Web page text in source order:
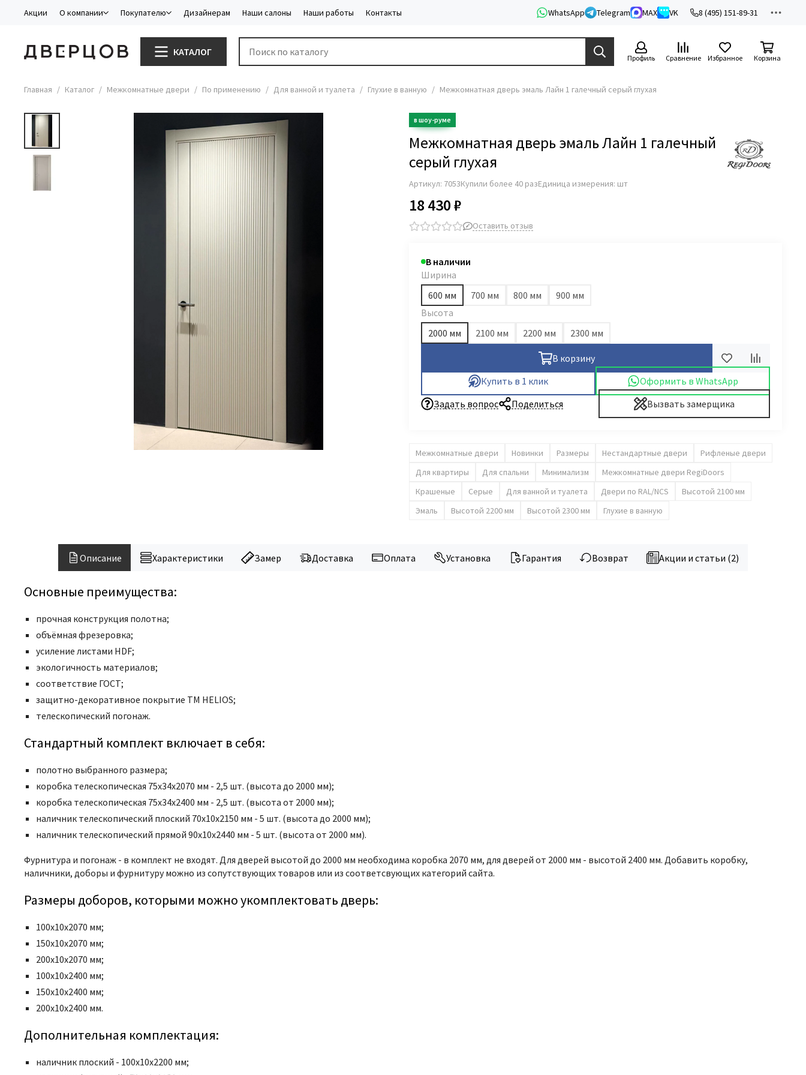
Акции О компании Покупателю Дизайнерам Наши салоны Наши работы Контакты WhatsApp Telegram MAX VK 8 (495) 151-89-31
КАТАЛОГ
Профиль Сравнение Избранное Корзина
Главная Каталог Межкомнатные двери По применению Для ванной и туалета Глухие в ванную Межкомнатная дверь эмаль Лайн 1 галечный серый глухая
Межкомнатная дверь эмаль Лайн 1 галечный
серый глухая
Артикул: 7053Купили более 40 разЕдиница измерения: шт
18 430 ₽
Оставить отзыв
В наличии
Ширина
600 мм
700 мм 800 мм
900 мм
Высота
2000 мм
2100 мм 2200 мм 2300 мм
В корзину
Купить в 1 клик
Оформить в WhatsApp
Вызвать замерщика
Задать вопрос Поделиться
Межкомнатные двери Новинки Размеры Нестандартные двери
Рифленые двери
Для квартиры
Для спальни Минимализм
Межкомнатные двери RegiDoors
Крашеные
Серые Для ванной и туалета Двери по RAL/NCS
Высотой 2100 мм
Эмаль
Высотой 2200 мм Высотой 2300 мм Глухие в ванную
Описание Характеристики Замер Доставка Оплата Установка Гарантия Возврат Акции и статьи (2)
Основные преимущества:
прочная конструкция полотна;
объёмная фрезеровка;
усиление листами HDF;
экологичность материалов;
соответствие ГОСТ;
защитно-декоративное покрытие ТМ HELIOS;
телескопический погонаж.
Стандартный комплект включает в себя:
полотно выбранного размера;
коробка телескопическая 75x34x2070 мм - 2,5 шт. (высота до 2000 мм);
коробка телескопическая 75x34x2400 мм - 2,5 шт. (высота от 2000 мм);
наличник телескопический плоский 70x10x2150 мм - 5 шт. (высота до 2000 мм);
наличник телескопический прямой 90x10x2440 мм - 5 шт. (высота от 2000 мм).
Фурнитура и погонаж - в комплект не входят. Для дверей высотой до 2000 мм необходима коробка 2070 мм, для дверей от 2000 мм - высотой 2400 мм. Добавить коробку,
наличники, доборы и фурнитуру можно из сопутствующих товаров или из соответсвующих категорий сайта.
Размеры доборов, которыми можно укомплектовать дверь:
100х10х2070 мм;
150х10х2070 мм;
200х10х2070 мм;
100х10х2400 мм;
150х10х2400 мм;
200х10х2400 мм.
Дополнительная комплектация:
наличник плоский - 100x10x2200 мм;